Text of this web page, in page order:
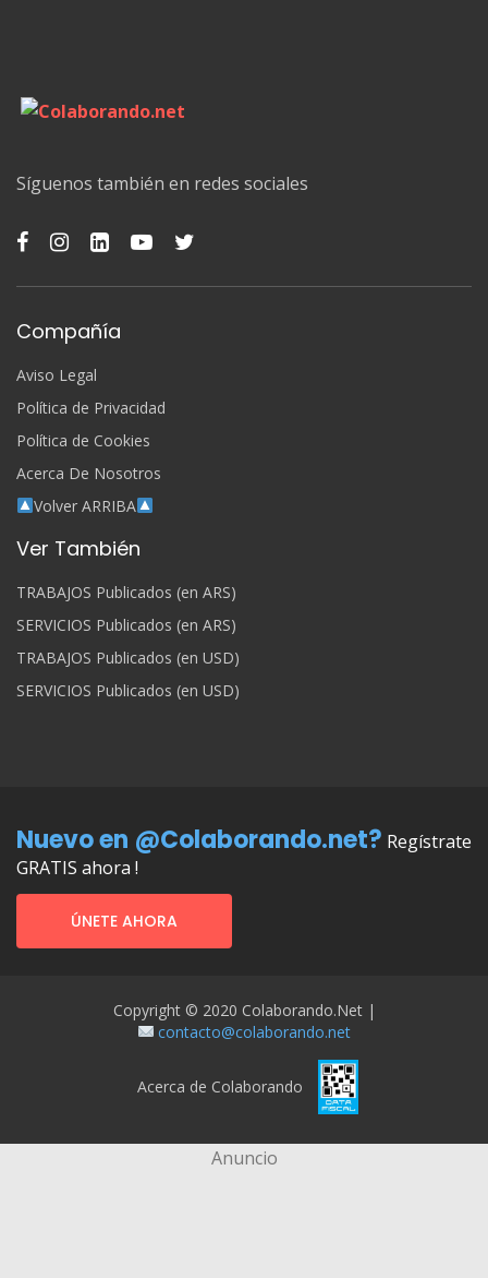
Síguenos también en redes sociales
Compañía
Aviso Legal
Política de Privacidad
Política de Cookies
Acerca De Nosotros
Volver ARRIBA
Ver También
TRABAJOS Publicados (en ARS)
SERVICIOS Publicados (en ARS)
TRABAJOS Publicados (en USD)
SERVICIOS Publicados (en USD)
Nuevo en @Colaborando.net? Regístrate
GRATIS ahora !
ÚNETE AHORA
Copyright © 2020 Colaborando.net |
contacto@colaborando.net
Acerca de Colaborando
Anuncio